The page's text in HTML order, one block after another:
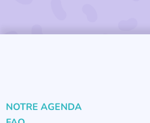
NOTRE AGENDA